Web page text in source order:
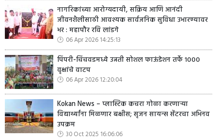
नागरिकांच्या आरोग्यदायी, सक्रिय आणि आनंदी
जीवनशैलीसाठी आवश्यक सार्वजनिक सुविधा उभारण्यावर
भर : महापौर रवि लांडगे
06 Apr 2026 14:25:13
पिंपरी-चिंचवडमध्ये उन्नती सोशल फाऊंडेशन तर्फे १०००
वृक्षांचे वाटप
06 Apr 2026 12:20:04
Kokan News – प्लास्टिक कचरा गोळा करणाऱ्या
विद्यार्थ्यांना मिळणार बक्षीस; सृजन सायन्स सेंटरचा अभिनव
उपक्रम
30 Oct 2025 16:06:06